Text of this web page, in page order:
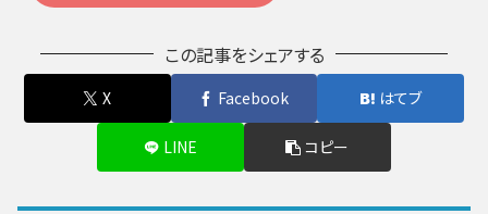
この記事をシェアする
X Facebook はてブ
LINE コピー